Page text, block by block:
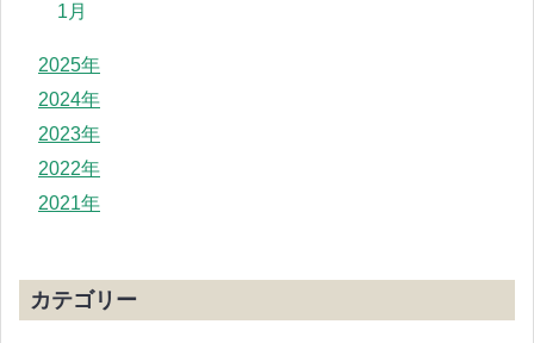
1月
2025年
2024年
2023年
2022年
2021年
カテゴリー